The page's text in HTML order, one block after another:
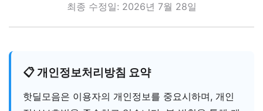
최종 수정일: 2026년 7월 28일
📋 개인정보처리방침 요약
핫딜모음은 이용자의 개인정보를 중요시하며, 개인